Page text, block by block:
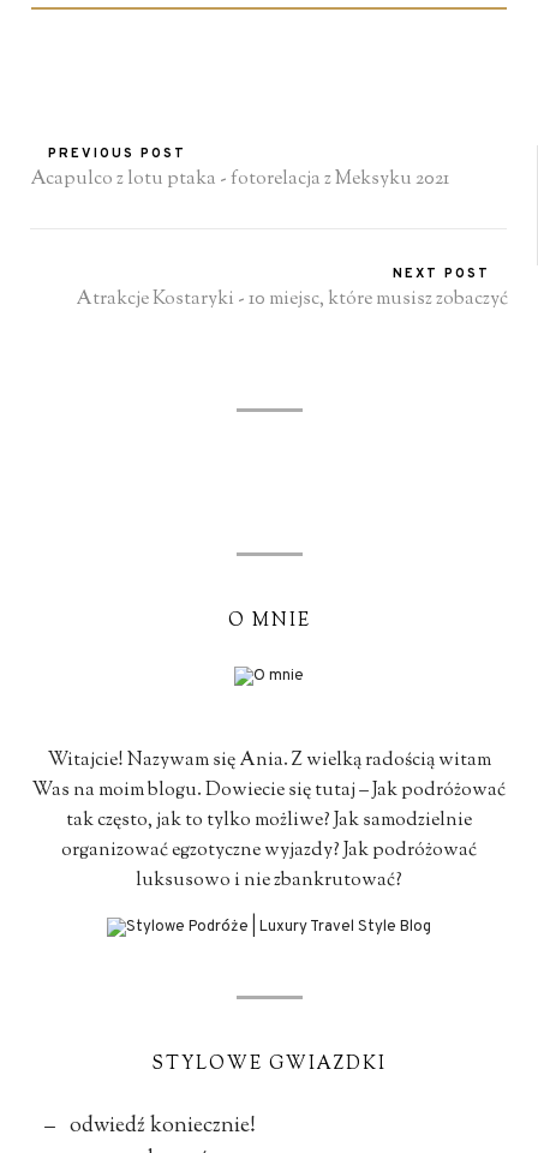
PREVIOUS POST
Acapulco z lotu ptaka - fotorelacja z Meksyku 2021
NEXT POST
Atrakcje Kostaryki - 10 miejsc, które musisz zobaczyć
O MNIE
Witajcie! Nazywam się Ania. Z wielką radością witam
Was na moim blogu. Dowiecie się tutaj – Jak podróżować
tak często, jak to tylko możliwe? Jak samodzielnie
organizować egzotyczne wyjazdy? Jak podróżować
luksusowo i nie zbankrutować?
STYLOWE GWIAZDKI
– odwiedź koniecznie!